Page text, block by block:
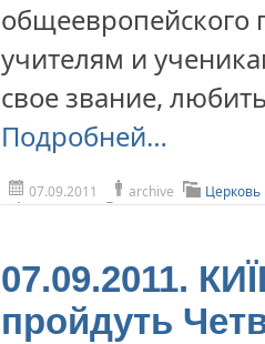
общеевропейского
учителям и
свое звание,
Подробней…
07.09.2011 archive
07.09.2011.
пройдуть